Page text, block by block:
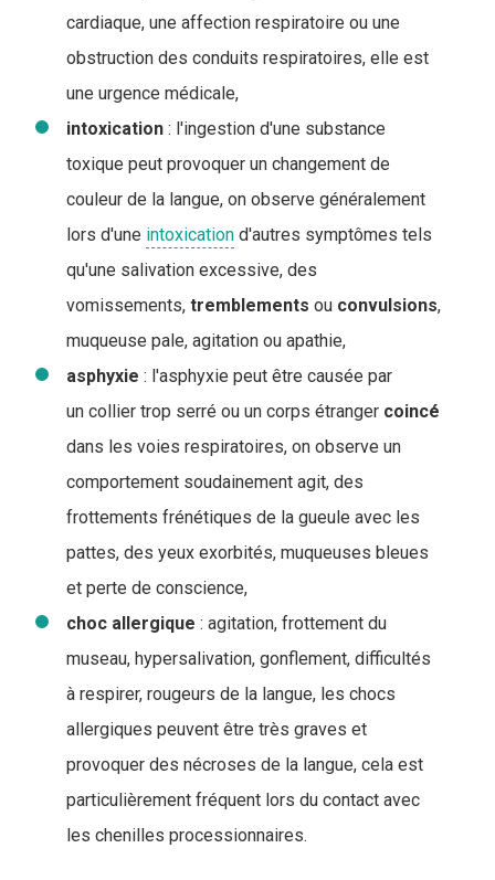
cardiaque, une affection respiratoire ou une
obstruction des conduits respiratoires, elle est
une urgence médicale,
intoxication : l'ingestion d'une substance
toxique peut provoquer un changement de
couleur de la langue, on observe généralement
lors d'une intoxication d'autres symptômes tels
qu'une salivation excessive, des
vomissements, tremblements ou convulsions,
muqueuse pale, agitation ou apathie,
asphyxie : l'asphyxie peut être causée par
un collier trop serré ou un corps étranger coincé
dans les voies respiratoires, on observe un
comportement soudainement agit, des
frottements frénétiques de la gueule avec les
pattes, des yeux exorbités, muqueuses bleues
et perte de conscience,
choc allergique : agitation, frottement du
museau, hypersalivation, gonflement, difficultés
à respirer, rougeurs de la langue, les chocs
allergiques peuvent être très graves et
provoquer des nécroses de la langue, cela est
particulièrement fréquent lors du contact avec
les chenilles processionnaires.